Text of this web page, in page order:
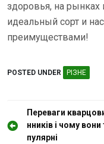
здоровья, на рынках
идеальный сорт и
преимуществами!
POSTED UNDER РІЗНЕ
Н
а
Переваги
нників і чому вони
пулярні